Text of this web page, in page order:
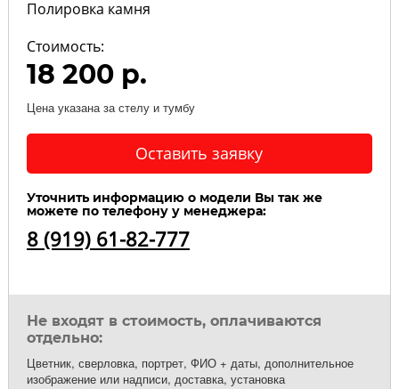
Полировка камня
Стоимость:
18 200 р.
Цена указана за стелу и тумбу
Оставить заявку
Уточнить информацию о модели Вы так же
можете по телефону у менеджера:
8 (919) 61-82-777
Не входят в стоимость, оплачиваются
отдельно:
Цветник, сверловка, портрет, ФИО + даты, дополнительное
изображение или надписи, доставка, установка